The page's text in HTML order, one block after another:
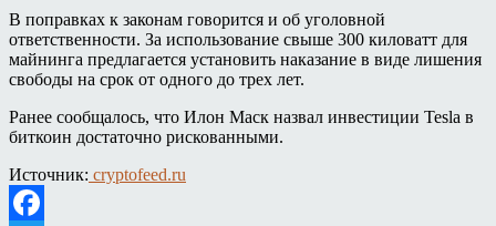
В поправках к законам говорится и об уголовной
ответственности. За использование свыше 300 киловатт для
майнинга предлагается установить наказание в виде лишения
свободы на срок от одного до трех лет.
Ранее сообщалось, что Илон Маск назвал инвестиции Tesla в
биткоин достаточно рискованными.
Источник: cryptofeed.ru